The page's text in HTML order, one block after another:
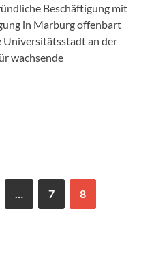
Beschäftigung mit
in Marburg offenbart
Universitätsstadt an der
wachsende
… 7 8